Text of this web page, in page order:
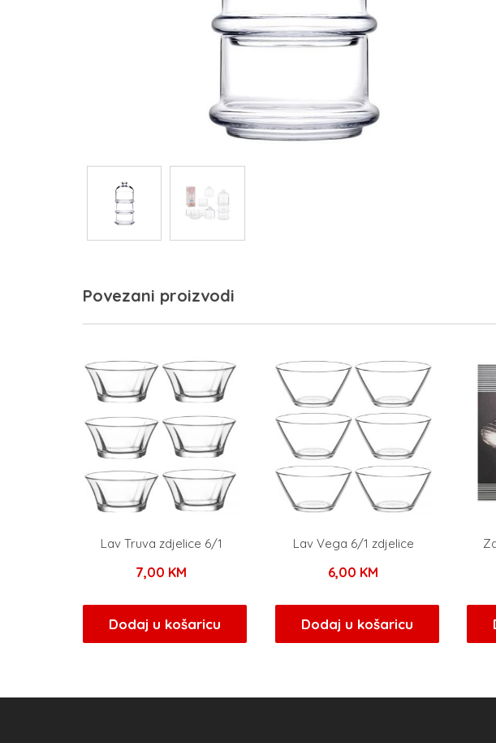
Povezani proizvodi
Lav Truva zdjelice 6/1
7,00 KM
Dodaj u košaricu
Lav Vega 6/1 zdjelice
6,00 KM
Dodaj u košaricu